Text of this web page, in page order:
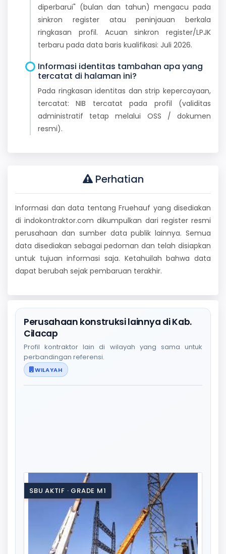
diperbarui" (bulan dan tahun) mengacu pada
sinkron register atau peninjauan berkala
ringkasan profil. Acuan sinkron register/LPJK
terbaru pada data baris kualifikasi: Juli 2026.
Informasi identitas tambahan apa yang
tercatat di halaman ini?
Pada ringkasan identitas dan strip kepercayaan,
tercatat: NIB tercatat pada profil (validitas
administratif tetap melalui OSS / dokumen
resmi).
Perhatian
Informasi dan data tentang Fruehauf yang disediakan
di indokontraktor.com dikumpulkan dari register resmi
perusahaan dan sumber data publik lainnya. Semua
data disediakan sebagai pedoman dan telah disiapkan
untuk tujuan informasi saja. Ketahuilah bahwa data
dapat berubah sejak pembaruan terakhir.
Perusahaan konstruksi lainnya di Kab.
Cilacap
Profil kontraktor lain di wilayah yang sama untuk
perbandingan referensi.
WILAYAH
SBU AKTIF · GRADE M1